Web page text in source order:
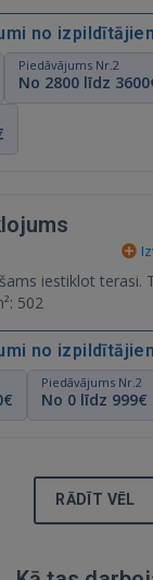
no
Piedāvājums Nr.2
No 2800 līdz
iestiklot terasi.
502
no
Piedāvājums Nr.2
No 0 līdz 999€
RĀDĪT VĒL